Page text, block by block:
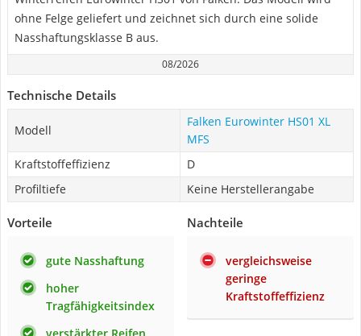
ohne Felge geliefert und zeichnet sich durch eine solide
Nasshaftungsklasse B aus.
08/2026
Technische Details
Modell
Falken Eurowinter HS01 XL
MFS
Kraftstoffeffizienz
D
Profiltiefe
Keine Herstellerangabe
Vorteile
gute Nasshaftung
hoher
Tragfähigkeitsindex
Nachteile
vergleichsweise
geringe
Kraftstoffeffizienz